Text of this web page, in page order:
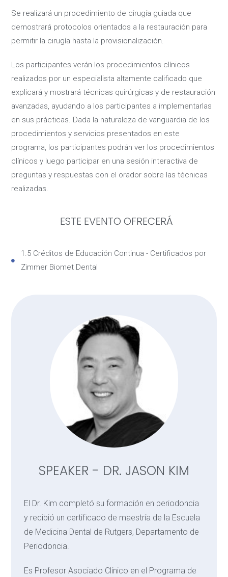
Se realizará un procedimiento de cirugía guiada que
demostrará protocolos orientados a la restauración para
permitir la cirugía hasta la provisionalización.
Los participantes verán los procedimientos clínicos
realizados por un especialista altamente calificado que
explicará y mostrará técnicas quirúrgicas y de restauración
avanzadas, ayudando a los participantes a implementarlas
en sus prácticas. Dada la naturaleza de vanguardia de los
procedimientos y servicios presentados en este
programa, los participantes podrán ver los procedimientos
clínicos y luego participar en una sesión interactiva de
preguntas y respuestas con el orador sobre las técnicas
realizadas.
ESTE EVENTO OFRECERÁ
1.5 Créditos de Educación Continua - Certificados por
Zimmer Biomet Dental
SPEAKER - DR. JASON KIM
El Dr. Kim completó su formación en periodoncia
y recibió un certificado de maestría de la Escuela
de Medicina Dental de Rutgers, Departamento de
Periodoncia.
Es Profesor Asociado Clínico en el Programa de